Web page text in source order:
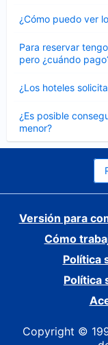
¿Cómo puedo ver
cerrado
Para reservar
pero ¿cuándo
cerrado
¿Los hoteles
cerrado
¿Es posible
menor?
cerrado
Versión para
Cómo
Política
Política
Copyright ©